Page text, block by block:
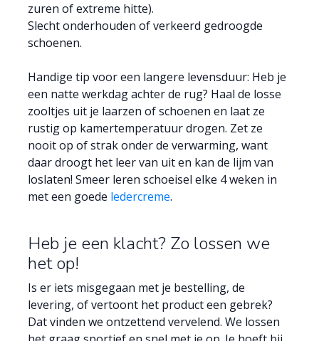
zuren of extreme hitte).
Slecht onderhouden of verkeerd gedroogde
schoenen.
Handige tip voor een langere levensduur: Heb je
een natte werkdag achter de rug? Haal de losse
zooltjes uit je laarzen of schoenen en laat ze
rustig op kamertemperatuur drogen. Zet ze
nooit op of strak onder de verwarming, want
daar droogt het leer van uit en kan de lijm van
loslaten! Smeer leren schoeisel elke 4 weken in
met een goede ledercreme.
Heb je een klacht? Zo lossen we
het op!
Is er iets misgegaan met je bestelling, de
levering, of vertoont het product een gebrek?
Dat vinden we ontzettend vervelend. We lossen